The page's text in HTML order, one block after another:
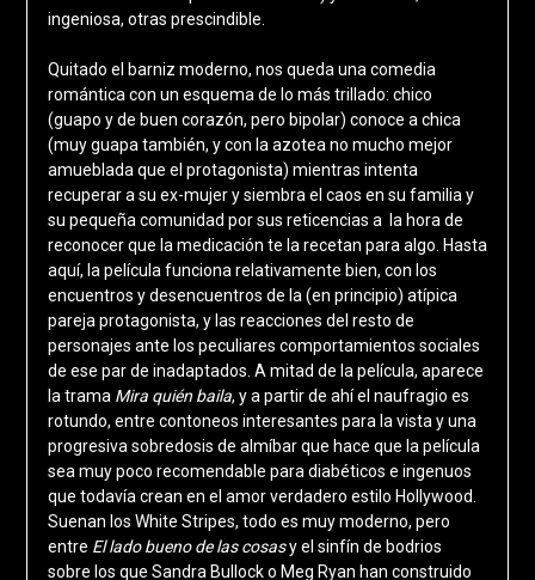
ingeniosa, otras prescindible.
Quitado el barniz moderno, nos queda una comedia
romántica con un esquema de lo más trillado: chico
(guapo y de buen corazón, pero bipolar) conoce a chica
(muy guapa también, y con la azotea no mucho mejor
amueblada que el protagonista) mientras intenta
recuperar a su ex-mujer y siembra el caos en su familia y
su pequeña comunidad por sus reticencias a la hora de
reconocer que la medicación te la recetan para algo. Hasta
aquí, la película funciona relativamente bien, con los
encuentros y desencuentros de la (en principio) atípica
pareja protagonista, y las reacciones del resto de
personajes ante los peculiares comportamientos sociales
de ese par de inadaptados. A mitad de la película, aparece
la trama Mira quién baila, y a partir de ahí el naufragio es
rotundo, entre contoneos interesantes para la vista y una
progresiva sobredosis de almíbar que hace que la película
sea muy poco recomendable para diabéticos e ingenuos
que todavía crean en el amor verdadero estilo Hollywood.
Suenan los White Stripes, todo es muy moderno, pero
entre El lado bueno de las cosasy el sinfín de bodrios
sobre los que Sandra Bullock o Meg Ryan han construido